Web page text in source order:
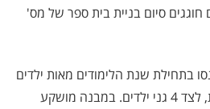
סיום בניית בית ספר של מס'
נווה שמיר (ה'1) יכנסו בתחילת שנת הלימודים מאות ילדים
ל-18 כיתות בית ספר חדשות, לצד 4 גני ילדים. במבנה מושקע